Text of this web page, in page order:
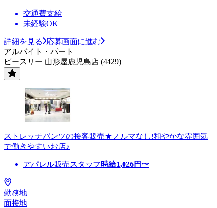
交通費支給
未経験OK
詳細を見る
応募画面に進む
アルバイト・パート
ビースリー 山形屋鹿児島店 (4429)
ストレッチパンツの接客販売★ノルマなし!和やかな雰囲気
で働きやすいお店♪
アパレル販売スタッフ 時給1,026円〜
勤務地
面接地